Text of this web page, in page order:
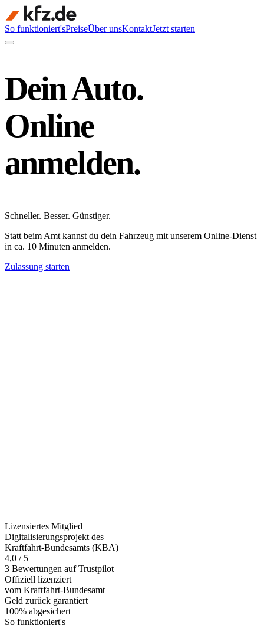
So funktioniert'sPreiseÜber unsKontaktJetzt starten
Dein Auto.
Online
anmelden.
Schneller. Besser. Günstiger.
Statt beim Amt kannst du dein Fahrzeug mit unserem Online-Dienst
in ca. 10 Minuten anmelden.
Zulassung starten
Lizensiertes Mitglied
Digitalisierungsprojekt des
Kraftfahrt-Bundesamts (KBA)
4,0 / 5
3 Bewertungen auf Trustpilot
Offiziell lizenziert
vom Kraftfahrt-Bundesamt
Geld zurück garantiert
100% abgesichert
So funktioniert's